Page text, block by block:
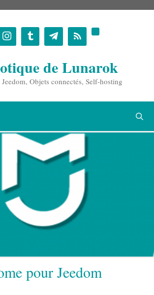
de Lunarok
Objets connectés, Self-hosting
pour Jeedom